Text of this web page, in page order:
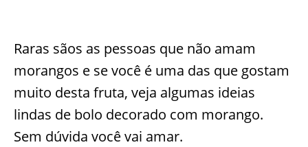
Raras sãos as pessoas que não amam
morangos e se você é uma das que gostam
muito desta fruta, veja algumas ideias
lindas de bolo decorado com morango.
Sem dúvida você vai amar.